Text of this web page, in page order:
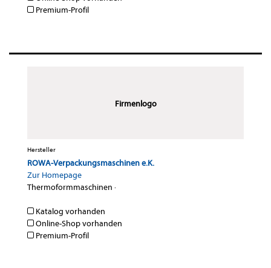
Premium-Profil
Firmenlogo
Hersteller
ROWA-Verpackungsmaschinen e.K.
Zur Homepage
Thermoformmaschinen ·
Katalog vorhanden
Online-Shop vorhanden
Premium-Profil